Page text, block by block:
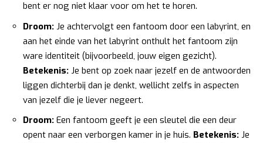
bent er nog niet klaar voor om het te horen.
Droom: Je achtervolgt een fantoom door een labyrint, en
aan het einde van het labyrint onthult het fantoom zijn
ware identiteit (bijvoorbeeld, jouw eigen gezicht).
Betekenis: Je bent op zoek naar jezelf en de antwoorden
liggen dichterbij dan je denkt, wellicht zelfs in aspecten
van jezelf die je liever negeert.
Droom: Een fantoom geeft je een sleutel die een deur
opent naar een verborgen kamer in je huis. Betekenis: Je